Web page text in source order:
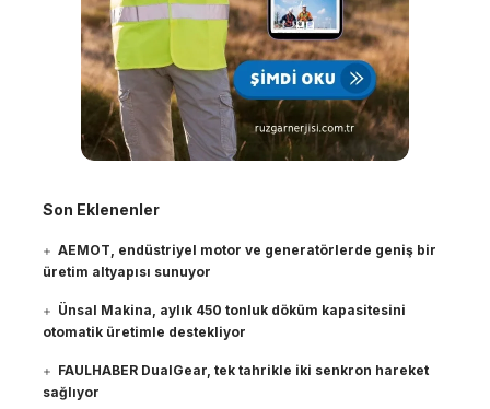
Son Eklenenler
AEMOT, endüstriyel motor ve generatörlerde geniş bir
üretim altyapısı sunuyor
Ünsal Makina, aylık 450 tonluk döküm kapasitesini
otomatik üretimle destekliyor
FAULHABER DualGear, tek tahrikle iki senkron hareket
sağlıyor